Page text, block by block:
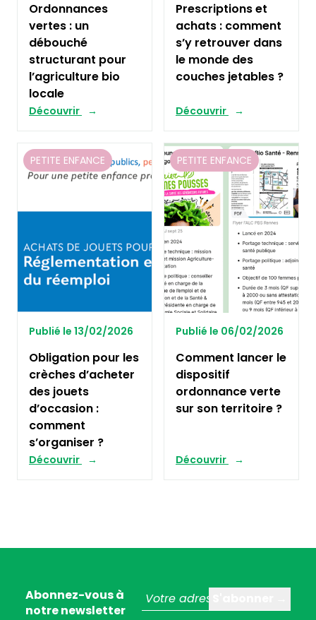
Ordonnances
vertes : un
débouché
structurant pour
l’agriculture bio
locale
Découvrir
Prescriptions et
achats : comment
s’y retrouver dans
le monde des
couches jetables ?
Découvrir
PETITE ENFANCE
Publié le 13/02/2026
Obligation pour les
crèches d’acheter
des jouets
d’occasion :
comment
s’organiser ?
Découvrir
PETITE ENFANCE
Publié le 06/02/2026
Comment lancer le
dispositif
ordonnance verte
sur son territoire ?
Découvrir
Abonnez-vous à
notre newsletter